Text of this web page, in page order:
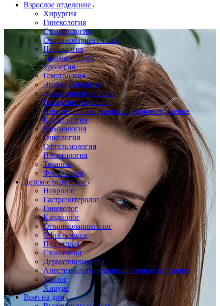
Взрослое отделение
Хирургия
Гинекология
Стоматология
Оториноларингология
Неврология
Травматология
Урология
Гематология
Эндокринология
Дерматовенерология
Гастроэнторология
Анестезиолого-реанимационное отделение
Кардиология
Маммология
Онкология
Офтальмология
Проктология
Терапия
Флебология
Детское отделение
Невролог
Гастроэнтеролог
Гинеколог
Кардиолог
Оториноларинголог
Офтальмолог
Педиатрия
Стоматолог
Дерматовенеролог
Анестезиолого-реанимационное отделение
Уролог
Хирург
Врач на дом